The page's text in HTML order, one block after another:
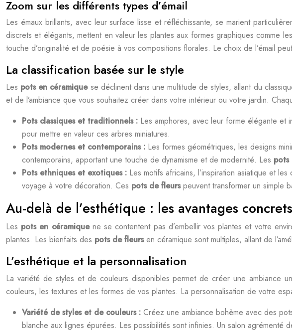
Zoom sur les différents types d’émail
Les émaux brillants, avec leur surface lisse et réfléchissante, se marient
discrets et élégants, mettent en valeur les plantes aux formes graphiques comme
touche d’originalité et de poésie à vos compositions florales. Le choix de l’émail
La classification basée sur le style
Les pots en céramique se déclinent dans une multitude de styles, allant du
et de l’ambiance que vous souhaitez créer dans votre intérieur ou votre jardin.
Pots classiques et traditionnels : Les amphores, avec leur forme élégante et
pour mettre en valeur ces arbres miniatures.
Pots modernes et contemporains : Les formes géométriques, les designs
contemporains, apportant une touche de dynamisme et de modernité. Les pots
Pots ethniques et exotiques : Les motifs africains, l’inspiration asiatique et
voyage à votre décoration. Ces pots de fleurspeuvent transformer un simple
Au-delà de l’esthétique : les avantages
Les pots en céramique ne se contentent pas d’embellir vos plantes et votre
plantes. Les bienfaits des pots de fleursen céramique sont multiples, allant de
L’esthétique et la personnalisation
La variété de styles et de couleurs disponibles permet de créer une ambiance
couleurs, les textures et les formes de vos plantes. La personnalisation de votre
Variété de styles et de couleurs : Créez une ambiance bohème avec des
blanche aux lignes épurées. Les possibilités sont infinies. Un salon